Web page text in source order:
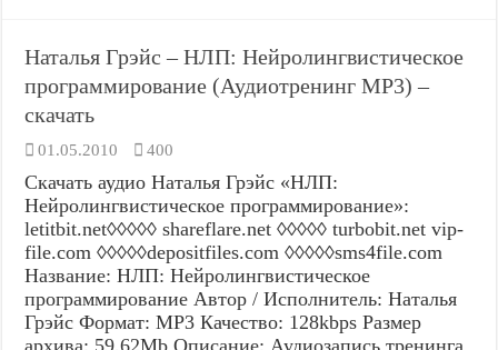
Наталья Грэйс – НЛП: Нейролингвистическое
программирование (Аудиотренинг MP3) –
скачать
01.05.2010 400
Скачать аудио Наталья Грэйс «НЛП:
Нейролингвистическое программирование»:
letitbit.net◊◊◊◊◊ shareflare.net ◊◊◊◊◊ turbobit.net vip-
file.com ◊◊◊◊◊depositfiles.com ◊◊◊◊◊sms4file.com
Название: НЛП: Нейролингвистическое
программирование Автор / Исполнитель: Наталья
Грэйс Формат: MP3 Качество: 128kbps Размер
архива: 59.62Mb Описание: Аудиозапись тренинга